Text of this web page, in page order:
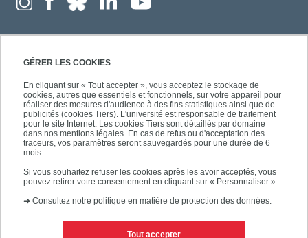
GÉRER LES COOKIES
En cliquant sur « Tout accepter », vous acceptez le stockage de
cookies, autres que essentiels et fonctionnels, sur votre appareil pour
réaliser des mesures d'audience à des fins statistiques ainsi que de
publicités (cookies Tiers). L'université est responsable de traitement
pour le site Internet. Les cookies Tiers sont détaillés par domaine
dans nos mentions légales. En cas de refus ou d'acceptation des
traceurs, vos paramètres seront sauvegardés pour une durée de 6
mois.
Si vous souhaitez refuser les cookies après les avoir acceptés, vous
pouvez retirer votre consentement en cliquant sur « Personnaliser ».
➜ Consultez notre politique en matière de protection des données.
Tout accepter